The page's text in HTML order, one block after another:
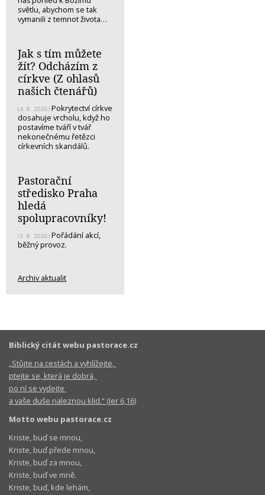
světlu, abychom se tak
vymanili z temnot života…
Jak s tím můžete
žít? Odcházím z
církve (Z ohlasů
našich čtenářů)
(4. 8. 2026) Pokrytectví církve
dosahuje vrcholu, když ho
postavíme tváří v tvář
nekonečnému řetězci
církevních skandálů.
Pastorační
středisko Praha
hledá
spolupracovníky!
(3. 8. 2026) Pořádání akcí,
běžný provoz.
Archiv aktualit
Biblický citát webu pastorace.cz
„Stůjte na cestách a vyhlížejte,
ptejte se, která je dobrá,
po ní se vydejte
a vaše duše naleznou klid.“ (Jer 6,16)
Motto webu pastorace.cz
Kriste, buď se mnou,
Kriste, buď přede mnou,
Kriste, buď za mnou,
Kriste, buď ve mně.
Kriste, buď, kde lehám,